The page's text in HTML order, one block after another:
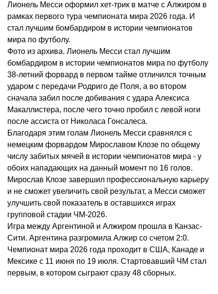
Лионель Месси оформил хет-трик в матче с Алжиром в
рамках первого тура чемпионата мира 2026 года. И
стал лучшим бомбардиром в истории чемпионатов
мира по футболу.
Фото из архива. Лионель Месси стал лучшим
бомбардиром в истории чемпионатов мира по футболу
38-летний форвард в первом тайме отличился точным
ударом с передачи Родриго де Поля, а во втором
сначала забил после добивания с удара Алексиса
Макаллистера, после чего точно пробил с левой ноги
после ассиста от Николаса Гонсалеса.
Благодаря этим голам Лионель Месси сравнялся с
немецким форвардом Мирославом Клозе по общему
числу забитых мячей в истории чемпионатов мира - у
обоих нападающих на данный момент по 16 голов.
Мирослав Клозе завершил профессиональную карьеру
и не сможет увеличить свой результат, а Месси сможет
улучшить свой показатель в оставшихся играх
групповой стадии ЧМ-2026.
Игра между Аргентиной и Алжиром прошла в Канзас-
Сити. Аргентина разгромила Алжир со счетом 2:0.
Чемпионат мира 2026 года проходит в США, Канаде и
Мексике с 11 июня по 19 июля. Стартовавший ЧМ стал
первым, в котором сыграют сразу 48 сборных.